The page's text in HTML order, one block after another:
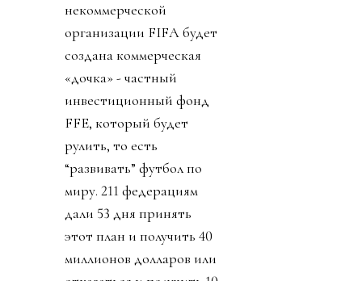
некоммерческой
организации FIFA будет
создана коммерческая
«дочка» - частный
инвестиционный фонд
FFE, который будет
рулить, то есть
“развивать” футбол по
миру. 211 федерациям
дали 53 дня принять
этот план и получить 40
миллионов долларов или